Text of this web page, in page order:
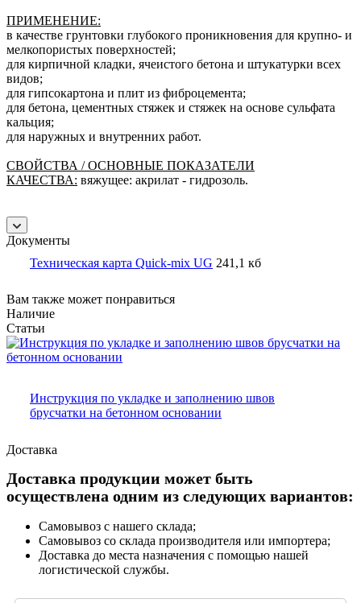
ПРИМЕНЕНИЕ:
в качестве грунтовки глубокого проникновения для крупно- и
мелкопористых поверхностей;
для кирпичной кладки, ячеистого бетона и штукатурки всех
видов;
для гипсокартона и плит из фиброцемента;
для бетона, цементных стяжек и стяжек на основе сульфата
кальция;
для наружных и внутренних работ.
СВОЙСТВА / ОСНОВНЫЕ ПОКАЗАТЕЛИ
КАЧЕСТВА: вяжущее: акрилат - гидрозоль.
Документы
Техническая карта Quick-mix UG 241,1 кб
Вам также может понравиться
Наличие
Статьи
Инструкция по укладке и заполнению швов
брусчатки на бетонном основании
Доставка
Доставка продукции может быть
осуществлена одним из следующих вариантов:
Самовывоз с нашего склада;
Самовывоз со склада производителя или импортера;
Доставка до места назначения с помощью нашей
логистической службы.